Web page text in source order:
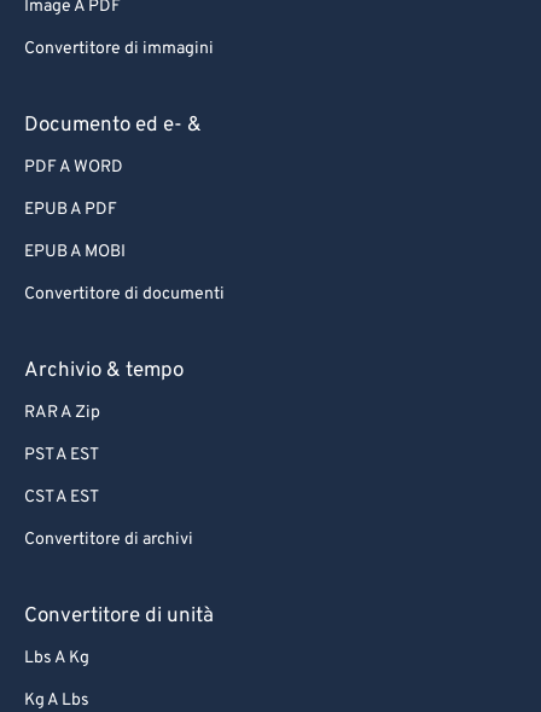
Image A PDF
Convertitore di immagini
Documento ed e- &
PDF A WORD
EPUB A PDF
EPUB A MOBI
Convertitore di documenti
Archivio & tempo
RAR A Zip
PST A EST
CST A EST
Convertitore di archivi
Convertitore di unità
Lbs A Kg
Kg A Lbs